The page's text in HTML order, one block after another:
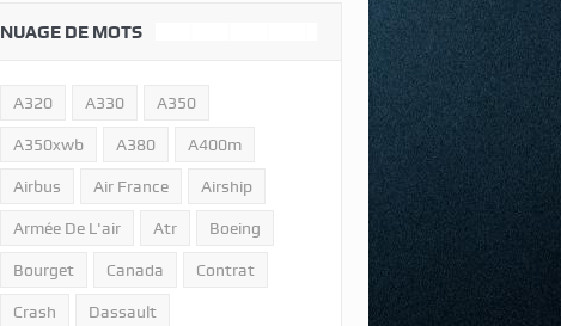
NUAGE DE MOTS
A320 A330 A350
A350xwb A380 A400m
Airbus Air France Airship
Armée De L'air Atr Boeing
Bourget Canada Contrat
Crash Dassault